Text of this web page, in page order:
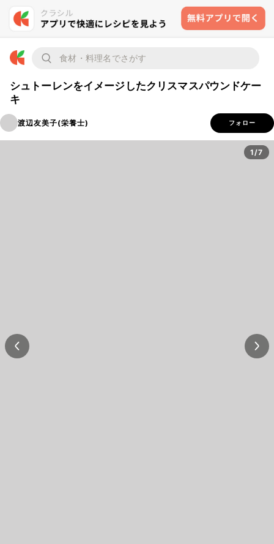
シュトーレンをイメージしたクリスマスパウンドケー
キ
渡辺友美子(栄養士) フォロー
1/7